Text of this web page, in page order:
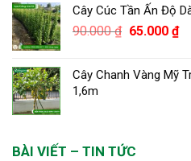
Cây Cúc Tần Ấn Độ
90.000₫ Giá
90.000 ₫.
65.000 ₫Giá
là:
Cây Chanh Vàng Mỹ
1,6m
BÀI VIẾT – TIN TỨC